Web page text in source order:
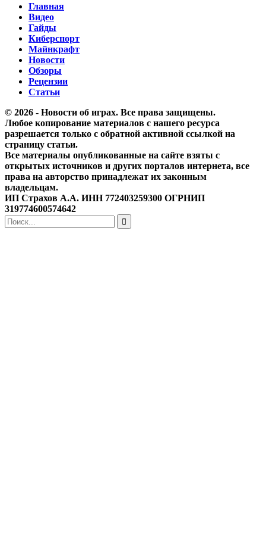
Главная
Видео
Гайды
Киберспорт
Майнкрафт
Новости
Обзоры
Рецензии
Статьи
© 2026 - Новости об играх. Все права защищены.
Любое копирование материалов с нашего ресурса
разрешается только с обратной активной ссылкой на
страницу статьи.
Все материалы опубликованные на сайте взяты с
открытых источников и других порталов интернета, все
права на авторство принадлежат их законным
владельцам.
ИП Страхов А.А. ИНН 772403259300 ОГРНИП
319774600574642